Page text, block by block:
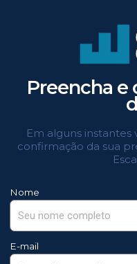
Preencha e
Em alguns
confirmação da sua
Nome
E-mail